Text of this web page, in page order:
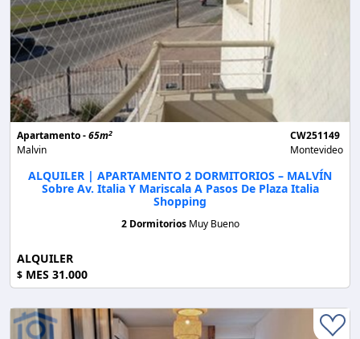
Apartamento -65m2
Malvin
CW251149
Montevideo
ALQUILER | APARTAMENTO 2 DORMITORIOS – MALVÍN
Sobre Av. Italia Y Mariscala A Pasos De Plaza Italia
Shopping
2 Dormitorios Muy Bueno
ALQUILER
$ MES 31.000